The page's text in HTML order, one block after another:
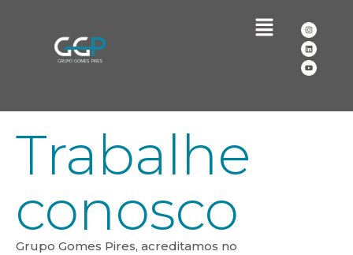
Trabalhe
conosco
Grupo Gomes Pires, acreditamos no